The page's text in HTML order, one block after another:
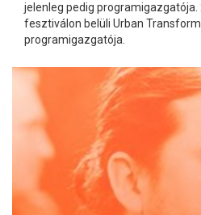
jelenleg pedig programigazgatója.
fesztiválon belüli Urban
programigazgatója.